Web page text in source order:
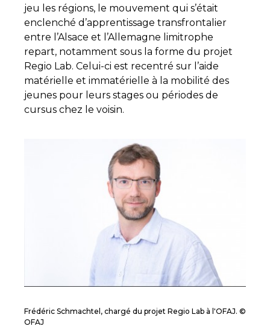
jeu les régions, le mouvement qui s’était
enclenché d’apprentissage transfrontalier
entre l’Alsace et l’Allemagne limitrophe
repart, notamment sous la forme du projet
Regio Lab. Celui-ci est recentré sur l’aide
matérielle et immatérielle à la mobilité des
jeunes pour leurs stages ou périodes de
cursus chez le voisin.
Frédéric Schmachtel, chargé du projet Regio Lab à l'OFAJ. ©
OFAJ